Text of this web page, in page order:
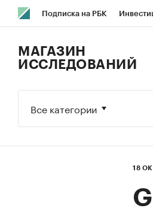
Подписка на РБК
Исследования Кредитные
МАГАЗИН
ИССЛЕДОВАНИЙ
Все категории
18